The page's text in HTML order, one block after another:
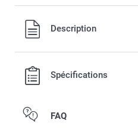
Tous les prix sont en EURO
port.
Description
Spécifications
FAQ